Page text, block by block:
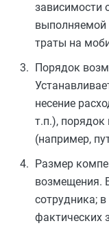
зависимости
выполняемой
траты на
Порядок
несение
т.п.), порядок
(например,
Размер
возмещения.
сотрудника;
фактических